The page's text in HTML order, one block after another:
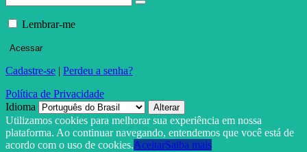
Lembrar-me
Cadastre-se | Perdeu a senha?
Política de Privacidade
Idioma
Utilizamos cookies para melhorar sua experiência em nossa
plataforma. Ao continuar navegando, entendemos que você está de
acordo com o uso de cookies.AceitarSaiba mais